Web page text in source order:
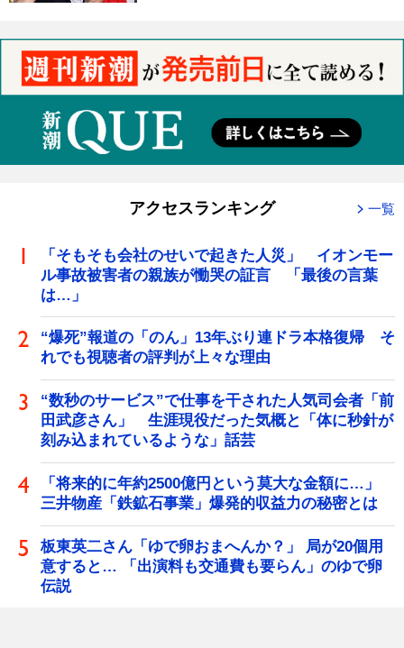
アクセスランキング 一覧
「そもそも会社のせいで起きた人災」 イオンモー
ル事故被害者の親族が慟哭の証言 「最後の言葉
は…」
“爆死”報道の「のん」13年ぶり連ドラ本格復帰 そ
れでも視聴者の評判が上々な理由
“数秒のサービス”で仕事を干された人気司会者「前
田武彦さん」 生涯現役だった気概と「体に秒針が
刻み込まれているような」話芸
「将来的に年約2500億円という莫大な金額に…」
三井物産「鉄鉱石事業」爆発的収益力の秘密とは
板東英二さん「ゆで卵おまへんか？」 局が20個用
意すると… 「出演料も交通費も要らん」のゆで卵
伝説